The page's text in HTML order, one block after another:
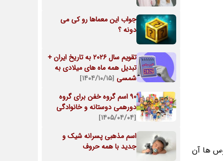
ها آن
جواب این معماها رو کی می
دونه ؟
تقویم سال 2026 به تاریخ ایران +
تبدیل همه ماه های میلادی به
شمسی [۱۴۰۴/۱۰/۱۵]
90 اسم گروه خفن برای گروه
دورهمی دوستانه و خانوادگی
[۱۴۰۵/۰۴/۰۴]
اسم مذهبی پسرانه شیک و
جدید با همه حروف